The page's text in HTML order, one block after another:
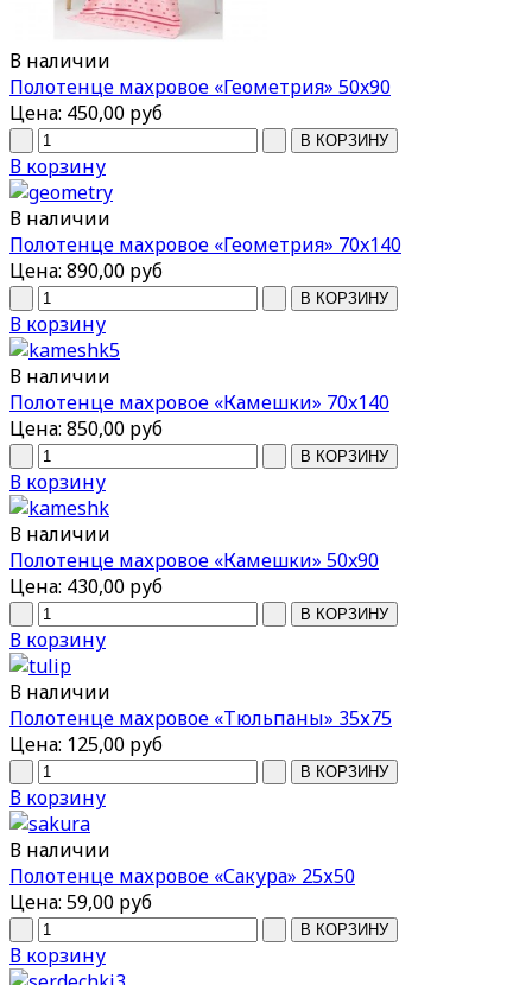
В наличии
Полотенце махровое «Геометрия» 50x90
Цена: 450,00 руб
В корзину
В наличии
Полотенце махровое «Геометрия» 70x140
Цена: 890,00 руб
В корзину
В наличии
Полотенце махровое «Камешки» 70x140
Цена: 850,00 руб
В корзину
В наличии
Полотенце махровое «Камешки» 50x90
Цена: 430,00 руб
В корзину
В наличии
Полотенце махровое «Тюльпаны» 35х75
Цена: 125,00 руб
В корзину
В наличии
Полотенце махровое «Сакура» 25х50
Цена: 59,00 руб
В корзину